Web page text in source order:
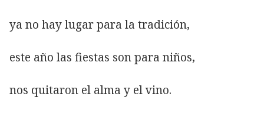
ya no hay lugar para la tradición,
este año las fiestas son para niños,
nos quitaron el alma y el vino.